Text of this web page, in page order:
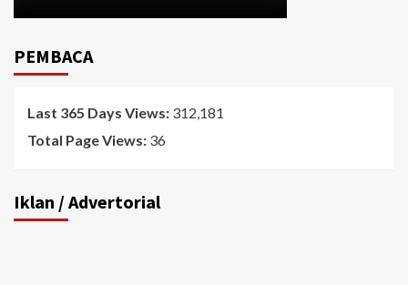
PEMBACA
Last 365 Days Views: 312,181
Total Page Views: 36
Iklan / Advertorial